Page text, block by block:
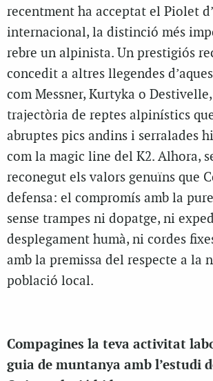
recentment ha acceptat el Piolet
internacional, la distinció més
rebre un alpinista. Un prestigiós
concedit a altres llegendes
com Messner, Kurtyka o
trajectòria de reptes alpinístics
abruptes pics andins i serralades
com la magic line del K2. Alhora,
reconegut els valors genuïns que
defensa: el compromís amb la
sense trampes ni dopatge, ni
desplegament humà, ni cordes
amb la premissa del respecte a la
població local.
Compagines la teva activitat
guia de muntanya amb l’estudi